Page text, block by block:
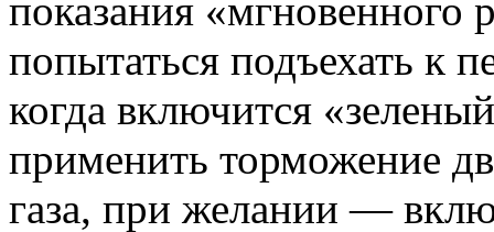
показания
попытаться подъехать к
когда включится
применить торможение
газа, при желании —